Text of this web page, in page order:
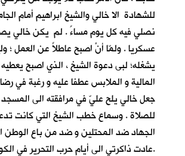
للشهادة الا خالي والشيخ ابراهيم أمام
نصلي فيه كل يوم مساءً . لم يكن خالي
عسكريا . ولمّا أنْ اصبح عاطلاً عن العمل ؛
يشغله؛ لبى دعوة الشيخ ، الذي اصبح
المالية و الملابس عطفا عليه و رغبة في
جعل خالي يلح عليّ في مرافقته الى
للصلاة . وسماع خطب الشيخ التي كانت
الجهاد ضد المحتلين و ضد من باع الوطن
.عادت ذاكرتي الى أيام حرب التحرير في